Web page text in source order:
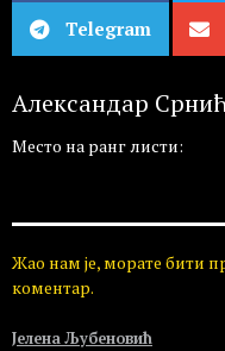
Telegram
Александар
Место на ранг листи:
Жао нам је, морате бити
коментар.
Јелена Љубеновић